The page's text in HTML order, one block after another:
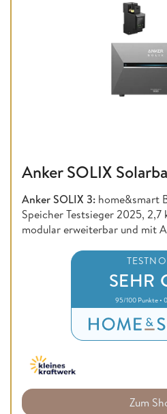
Anker SOLIX
Anker SOLIX 3: home&smart
Speicher Testsieger 2025,
modular erweiterbar und mit
SEHR
95/100 Punkte •
Zum